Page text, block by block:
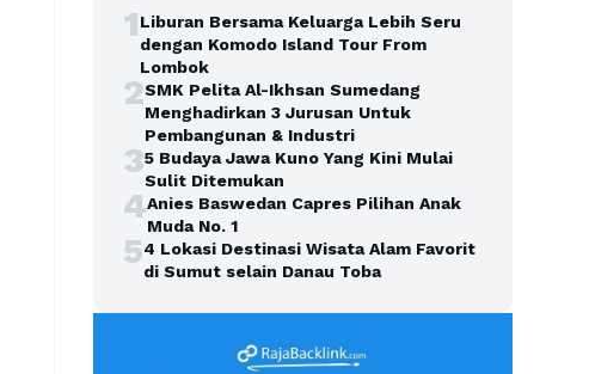
1Liburan Bersama Keluarga Lebih Seru
dengan Komodo Island Tour From
Lombok
2SMK Pelita Al-Ikhsan Sumedang
Menghadirkan 3 Jurusan Untuk
Pembangunan & Industri
35 Budaya Jawa Kuno Yang Kini Mulai
Sulit Ditemukan
4Anies Baswedan Capres Pilihan Anak
Muda No. 1
54 Lokasi Destinasi Wisata Alam Favorit
di Sumut selain Danau Toba